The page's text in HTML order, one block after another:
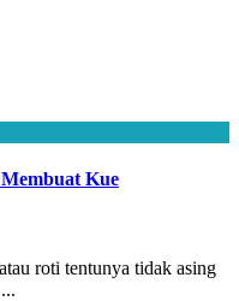
Kue
roti tentunya tidak asing